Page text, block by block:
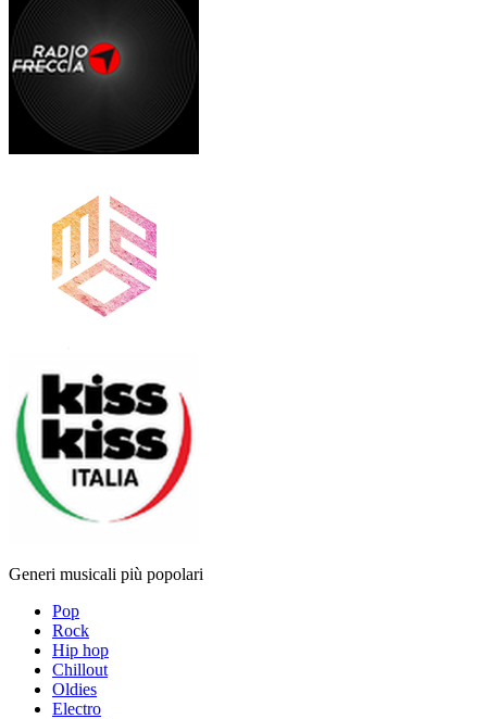
Generi musicali più popolari
Pop
Rock
Hip hop
Chillout
Oldies
Electro